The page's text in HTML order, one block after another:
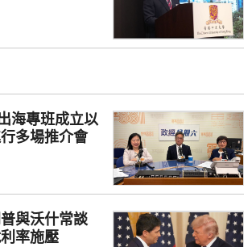
海專班成立以
多場推介會
與沃什常談
率施壓